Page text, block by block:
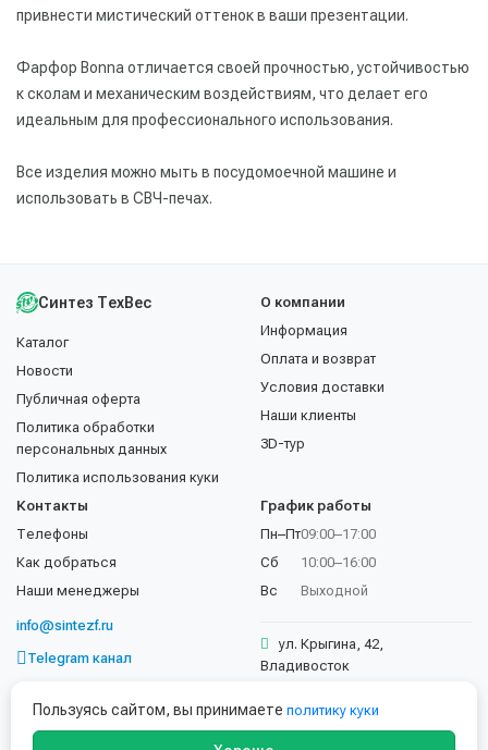
привнести мистический оттенок в ваши презентации.
Фарфор Bonna отличается своей прочностью, устойчивостью
к сколам и механическим воздействиям, что делает его
идеальным для профессионального использования.
Все изделия можно мыть в посудомоечной машине и
использовать в СВЧ-печах.
Синтез ТехВес
Каталог
Новости
Публичная оферта
Политика обработки
персональных данных
Политика использования куки
О компании
Информация
Оплата и возврат
Условия доставки
Наши клиенты
3D-тур
Контакты
Телефоны
Как добраться
Наши менеджеры
info@sintezf.ru
Telegram канал
График работы
Пн–Пт
Сб
Вс
09:00–17:00
10:00–16:00
Выходной
ул. Крыгина, 42,
Владивосток
Пользуясь сайтом, вы принимаете политику куки